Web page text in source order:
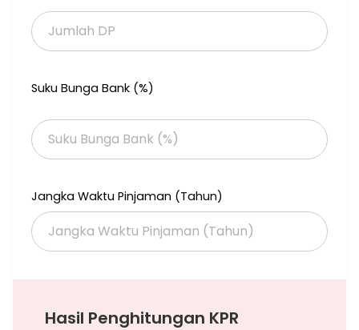
Harga : 2.8 M nego
Suku Bunga Bank (%)
Jangka Waktu Pinjaman (Tahun)
Hasil Penghitungan KPR